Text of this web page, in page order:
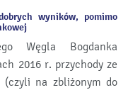
wyników, pomimo
Węgla Bogdanka
2016 r. przychody ze
(czyli na zbliżonym do